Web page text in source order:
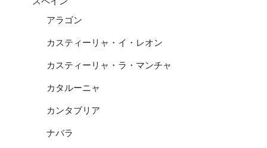
アラゴン
カスティーリャ・イ・レオン
カスティーリャ・ラ・マンチャ
カタルーニャ
カンタブリア
ナバラ